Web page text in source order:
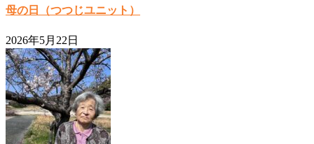
母の日（つつじユニット）
2026年5月22日